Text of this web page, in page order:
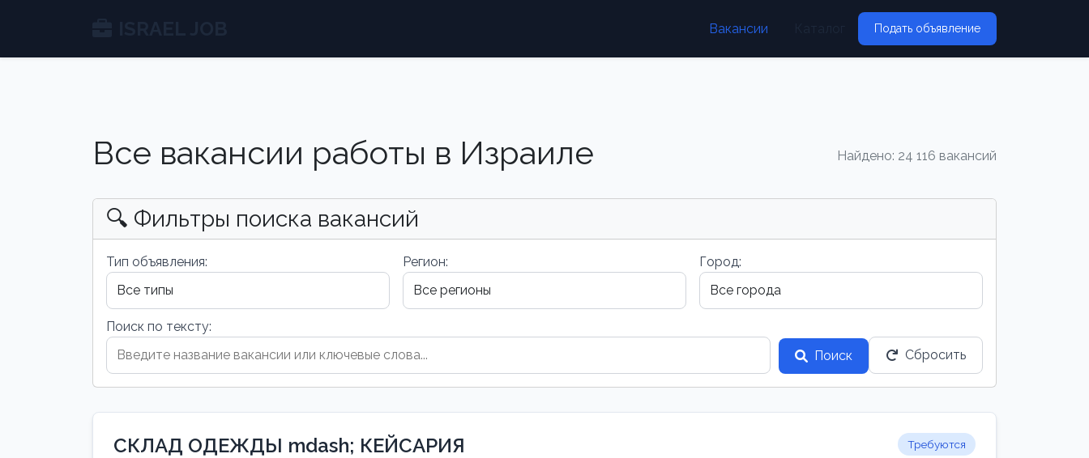
Вакансии Подать объявление
Все вакансии работы в Израиле Найдено: 24 116 вакансий
🔍 Фильтры поиска вакансий
Тип объявления: Регион: Город:
Поиск по тексту:
Поиск
Сбросить
СКЛАД ОДЕЖДЫ mdash; КЕЙСАРИЯ Требуются